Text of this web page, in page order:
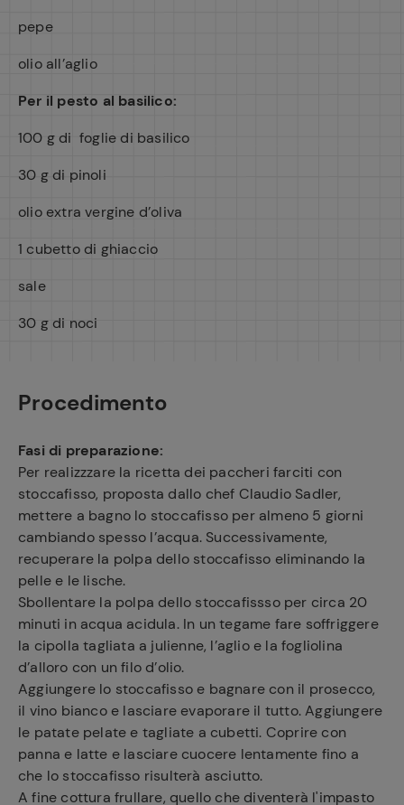
pepe
olio all’aglio
Per il pesto al basilico:
100 g di foglie di basilico
30 g di pinoli
olio extra vergine d’oliva
1 cubetto di ghiaccio
sale
30 g di noci
Procedimento
Fasi di preparazione:
Per realizzzare la ricetta dei paccheri farciti con
stoccafisso, proposta dallo chef Claudio Sadler,
mettere a bagno lo stoccafisso per almeno 5 giorni
cambiando spesso l’acqua. Successivamente,
recuperare la polpa dello stoccafisso eliminando la
pelle e le lische.
Sbollentare la polpa dello stoccafissso per circa 20
minuti in acqua acidula. In un tegame fare soffriggere
la cipolla tagliata a julienne, l’aglio e la fogliolina
d’alloro con un filo d’olio.
Aggiungere lo stoccafisso e bagnare con il prosecco,
il vino bianco e lasciare evaporare il tutto. Aggiungere
le patate pelate e tagliate a cubetti. Coprire con
panna e latte e lasciare cuocere lentamente fino a
che lo stoccafisso risulterà asciutto.
A fine cottura frullare, quello che diventerà l'impasto